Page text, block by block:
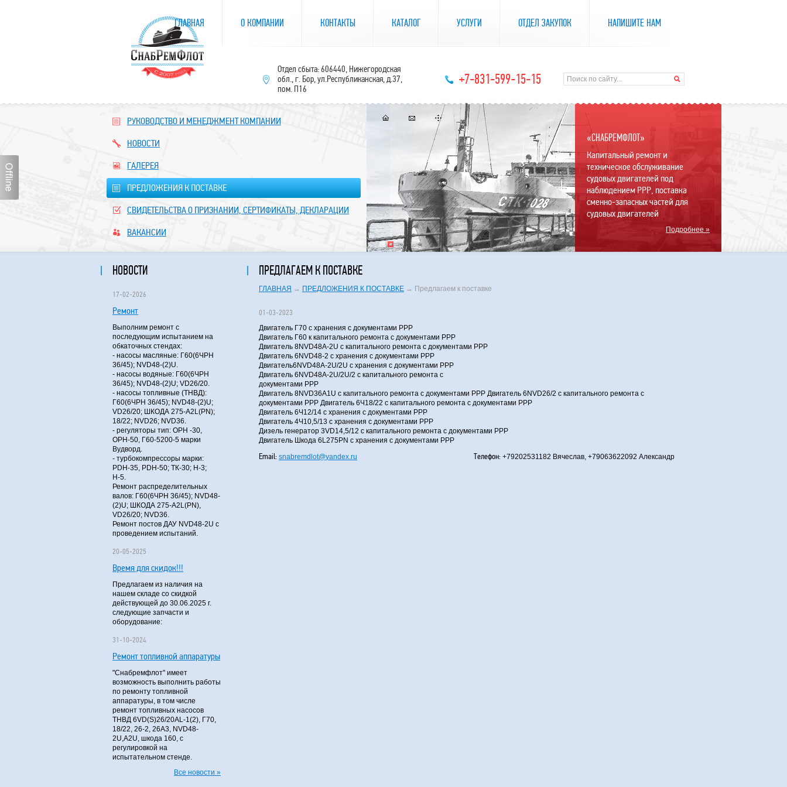
РУКОВОДСТВО И МЕНЕДЖМЕНТ КОМПАНИИ
НОВОСТИ
ГАЛЕРЕЯ
ПРЕДЛОЖЕНИЯ К ПОСТАВКЕ
СВИДЕТЕЛЬСТВА О ПРИЗНАНИИ, СЕРТИФИКАТЫ, ДЕКЛАРАЦИИ
ВАКАНСИИ
«СНАБРЕМФЛОТ»
Капитальный ремонт и
техническое обслуживание
судовых двигателей под
наблюдением РРР, поставка
сменно-запасных частей для
судовых двигателей
Подробнее »
НОВОСТИ
17-02-2026
Ремонт
Выполним ремонт с
последующим испытанием на
обкаточных стендах:
- насосы масляные: Г60(6ЧРН
36/45); NVD48-(2)U.
- насосы водяные: Г60(6ЧРН
36/45); NVD48-(2)U; VD26/20.
- насосы топливные (ТНВД):
Г60(6ЧРН 36/45); NVD48-(2)U;
VD26/20; ШКОДА 275-A2L(PN);
18/22; NVD26; NVD36.
- регуляторы тип: ОРН -30,
ОРН-50, Г60-5200-5 марки
Вудворд.
- турбокомпрессоры марки:
PDH-35, PDH-50; ТК-30; Н-3;
Н-5.
Ремонт распределительных
валов: Г60(6ЧРН 36/45); NVD48-
(2)U; ШКОДА 275-A2L(PN),
VD26/20; NVD36.
Ремонт постов ДАУ NVD48-2U с
проведением испытаний.
20-05-2025
Время для скидок!!!
Предлагаем из наличия на
нашем складе со скидкой
действующей до 30.06.2025 г.
следующие запчасти и
оборудование:
31-10-2024
Ремонт топливной аппаратуры
"Снабремфлот" имеет
возможность выполнить работы
по ремонту топливной
аппаратуры, в том числе
ремонт топливных насосов
ТНВД 6VD(S)26/20AL-1(2), Г70,
18/22, 26-2, 26А3, NVD48-
2U,A2U, шкода 160, с
регулировкой на
испытательном стенде.
Все новости »
ПРЕДЛАГАЕМ К ПОСТАВКЕ
ГЛАВНАЯ → ПРЕДЛОЖЕНИЯ К ПОСТАВКЕ → Предлагаем к поставке
01-03-2023
Двигатель Г70 с хранения с документами РРР
Двигатель Г60 к капитального ремонта с документами РРР
Двигатель 8NVD48A-2U с капитального ремонта с документами РРР
Двигатель 6NVD48-2 с хранения с документами РРР
Двигатель6NVD48A-2U/2U с хранения с документами РРР
Двигатель 6NVD48A-2U/2U/2 с капитального ремонта с
документами РРР
Двигатель 8NVD36A1U с капитального ремонта с документами РРР Двигатель 6NVD26/2 с капитального ремонта с
документами РРР Двигатель 6Ч18/22 с капитального ремонта с документами РРР
Двигатель 6Ч12/14 с хранения с документами РРР
Двигатель 4Ч10,5/13 с хранения с документами РРР
Дизель генератор 3VD14,5/12 с капитального ремонта с документами РРР
Двигатель Шкода 6L275PN с хранения с документами РРР
Email: snabremdlot@yandex.ru Телефон: +79202531182 Вячеслав, +79063622092 Александр
ГЛАВНАЯ О КОМПАНИИ КОНТАКТЫ КАТАЛОГ УСЛУГИ ОТДЕЛ ЗАКУПОК НАПИШИТЕ НАМ
Отдел сбыта: 606440, Нижегородская
обл., г. Бор, ул.Республиканская, д.37,
пом. П16
+7-831-599-15-15